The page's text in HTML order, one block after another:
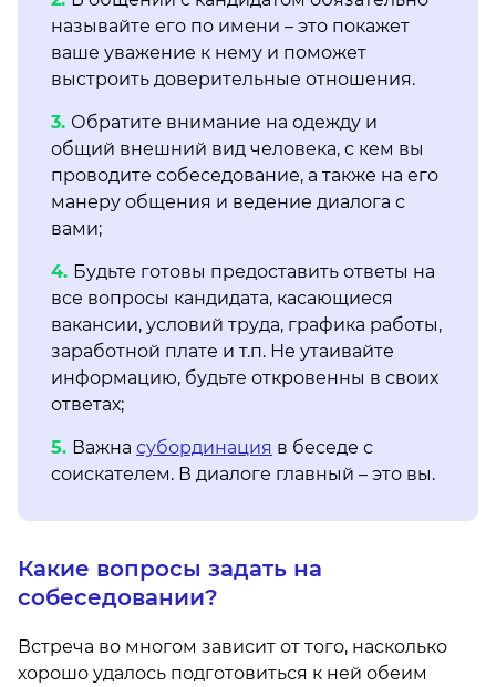
называйте его по имени – это покажет
ваше уважение к нему и поможет
выстроить доверительные отношения.
Обратите внимание на одежду и
общий внешний вид человека, с кем вы
проводите собеседование, а также на его
манеру общения и ведение диалога с
вами;
Будьте готовы предоставить ответы на
все вопросы кандидата, касающиеся
вакансии, условий труда, графика работы,
заработной плате и т.п. Не утаивайте
информацию, будьте откровенны в своих
ответах;
Важна субординация в беседе с
соискателем. В диалоге главный – это вы.
Какие вопросы задать на
собеседовании?
Встреча во многом зависит от того, насколько
хорошо удалось подготовиться к ней обеим